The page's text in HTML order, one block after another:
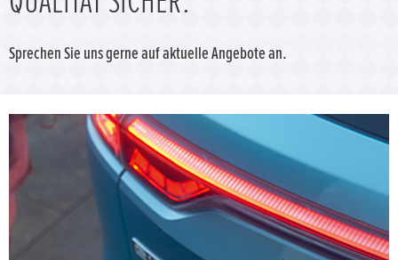
Angebote
Service & Zubehör
Unser Autohaus
Sprechen Sie uns gerne auf aktuelle Angebote an.